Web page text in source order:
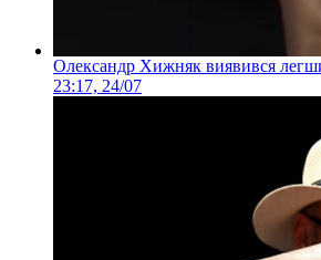
Олександр Хижняк виявився
23:17, 24/07